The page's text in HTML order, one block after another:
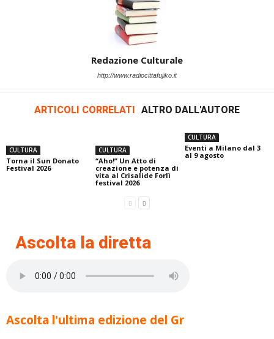
Redazione Culturale
http://www.radiocittafujiko.it
ARTICOLI CORRELATI ALTRO DALL'AUTORE
CULTURA
Torna il Sun Donato
Festival 2026
CULTURA
“Aho!” Un Atto di
creazione e potenza di
vita al Crisalide Forlì
festival 2026
CULTURA
Eventi a Milano dal 3
al 9 agosto
Ascolta la diretta
Ascolta l'ultima edizione del Gr